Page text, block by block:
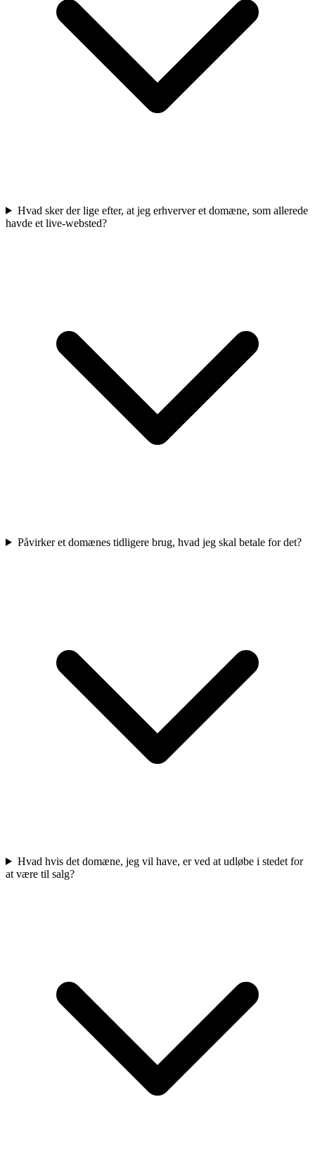
Hvad sker der lige efter, at jeg erhverver et domæne, som allerede
havde et live-websted?
Påvirker et domænes tidligere brug, hvad jeg skal betale for det?
Hvad hvis det domæne, jeg vil have, er ved at udløbe i stedet for
at være til salg?